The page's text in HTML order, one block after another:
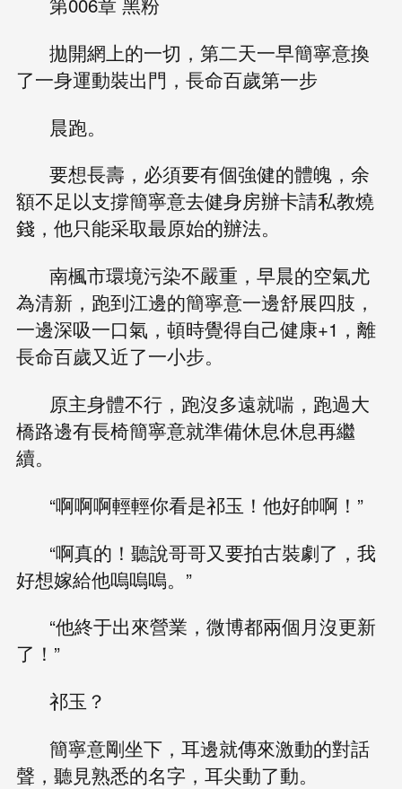
拋開網上的一切，第二天一早簡寧意換
了一身運動裝出門，長命百歲第一步
晨跑。
要想長壽，必須要有個強健的體魄，余
額不足以支撐簡寧意去健身房辦卡請私教燒
錢，他只能采取最原始的辦法。
南楓市環境污染不嚴重，早晨的空氣尤
為清新，跑到江邊的簡寧意一邊舒展四肢，
一邊深吸一口氣，頓時覺得自己健康+1，離
長命百歲又近了一小步。
原主身體不行，跑沒多遠就喘，跑過大
橋路邊有長椅簡寧意就準備休息休息再繼
續。
“啊啊啊輕輕你看是祁玉！他好帥啊！”
“啊真的！聽說哥哥又要拍古裝劇了，我
好想嫁給他嗚嗚嗚。”
“他終于出來營業，微博都兩個月沒更新
了！”
祁玉？
簡寧意剛坐下，耳邊就傳來激動的對話
聲，聽見熟悉的名字，耳尖動了動。